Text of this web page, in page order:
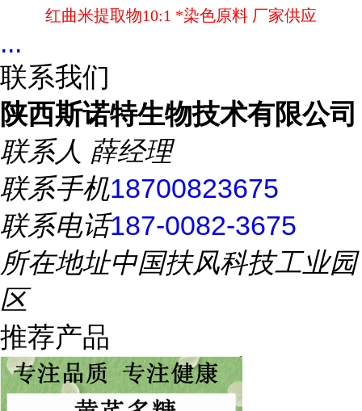
红曲米提取物10:1 *染色原料 厂家供应
...
联系我们
陕西斯诺特生物技术有限公司
联系人 薛经理
联系手机18700823675
联系电话187-0082-3675
所在地址中国扶风科技工业园
区
推荐产品